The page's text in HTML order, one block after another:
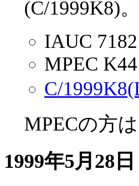
(C/1999K8)。
IAUC
MPEC
C/
MPECの方
1999年5月28日